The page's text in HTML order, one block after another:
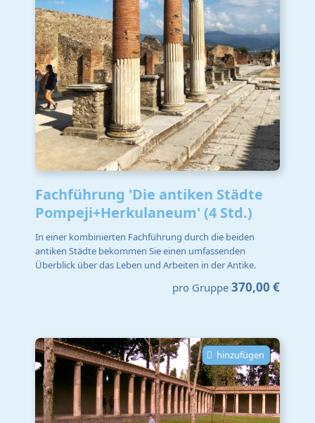
Fachführung 'Die antiken Städte
Pompeji+Herkulaneum' (4 Std.)
In einer kombinierten Fachführung durch die beiden
antiken Städte bekommen Sie einen umfassenden
Überblick über das Leben und Arbeiten in der Antike.
pro Gruppe 370,00 €
hinzufügen